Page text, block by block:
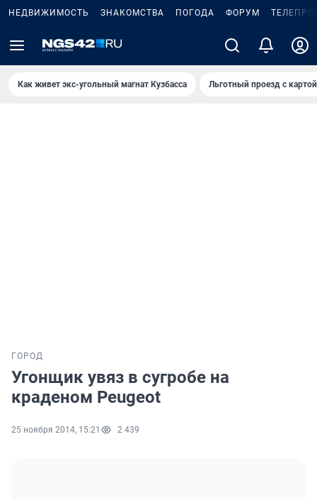
НЕДВИЖИМОСТЬ ЗНАКОМСТВА ПОГОДА ФОРУМ
Как живет экс-угольный магнат Кузбасса Льготный проезд с
ГОРОД
Угонщик увяз в сугробе на
краденом Peugeot
25 ноября 2014, 15:21 2 439